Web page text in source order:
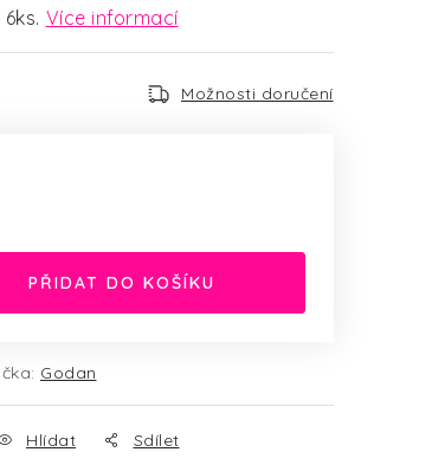
Více informací
Možnosti doručení
PŘIDAT DO KOŠÍKU
Godan
Hlídat Sdílet